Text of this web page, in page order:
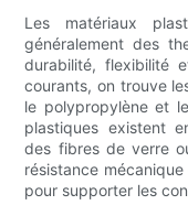
Les matériaux
généralement des
durabilité, flexibilité
courants, on trouve
le polypropylène et
plastiques existent
des fibres de verre
résistance
pour supporter les